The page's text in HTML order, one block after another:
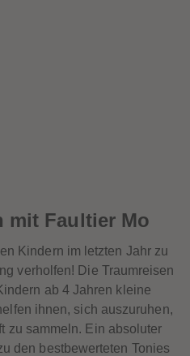
mit Faultier Mo
Kindern im letzten Jahr zu
verholfen! Die Traumreisen
ab 4 Jahren kleine
ihnen, sich auszuruhen,
zu sammeln. Ein absoluter
den bestbewerteten Tonies